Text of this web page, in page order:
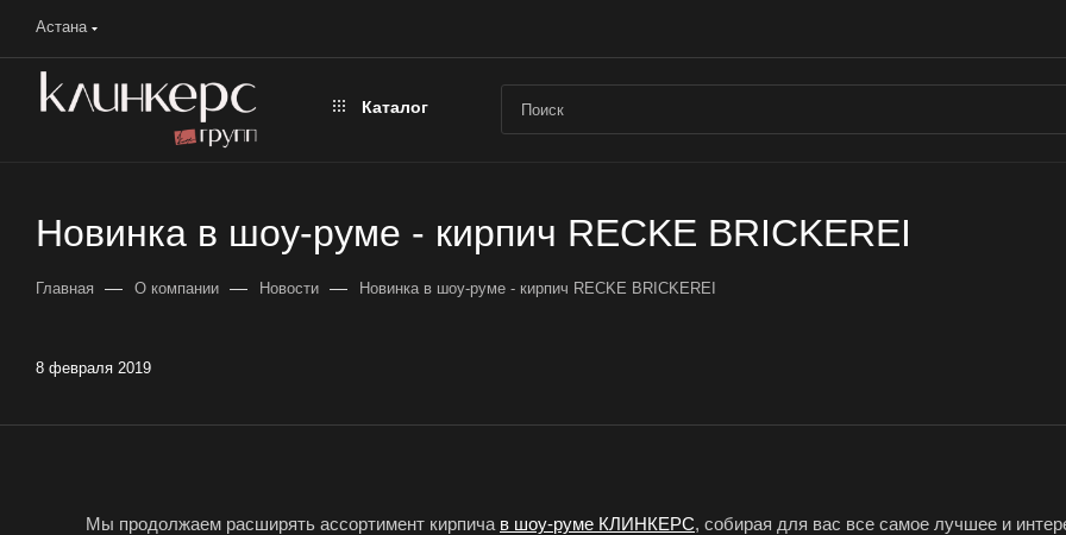
Астана
Каталог
Новинка в шоу-руме - кирпич RECKE BRICKEREI
Главная — О компании — Новости — Новинка в шоу-руме - кирпич RECKE BRICKEREI
8 февраля 2019
Мы продолжаем расширять ассортимент кирпича в шоу-руме КЛИНКЕРС, собирая для вас все самое лучшее и